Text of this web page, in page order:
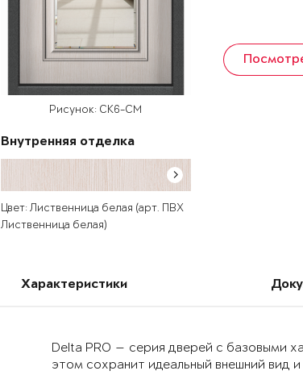
Рисунок: СК6-СМ
Внутренняя отделка
Цвет: Лиственница белая (арт. ПВХ
Лиственница белая)
Характеристики
Delta PRO — серия дверей с базовыми
этом сохранит идеальный внешний вид